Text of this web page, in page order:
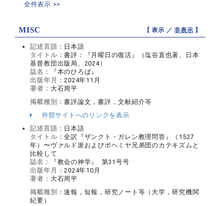
全件表示 >>
MISC 【 表示 ／非表示 】
記述言語： 日本語
タイトル：書評：『月曜日の復活』（塩谷直也著、日本
基督教団出版局、2024）
誌名：
『本のひろば』
出版年月：2024年11月
著者： 大石周平
掲載種別：書評論文，書評，文献紹介等
外部サイトへのリンクを表示
記述言語： 日本語
タイトル：全訳『ザンクト・ガレン教理問答』（1527
年）〜ヴァルド派およびボヘミヤ兄弟団のカテキズムと
比較して
誌名：
『教会の神学』 第31号号
出版年月：2024年10月
著者： 大石周平
掲載種別：速報，短報，研究ノート等（大学，研究機関
紀要）